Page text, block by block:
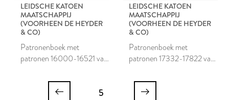
LEIDSCHE KATOEN
MAATSCHAPPIJ
(VOORHEEN DE HEYDER
& CO)
Patronenboek met
patronen 16000-16521 van
Maatschappij
LEIDSCHE KATOEN
MAATSCHAPPIJ
(VOORHEEN DE HEYDER
& CO)
Patronenboek met
patronen 17332-17822 van
Maatschappij
5